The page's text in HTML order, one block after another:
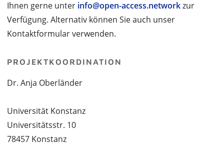
Ihnen gerne unter info@open-access.networkzur
Verfügung. Alternativ können Sie auch unser
Kontaktformular verwenden.
PROJEKTKOORDINATION
Dr. Anja Oberländer
Universität Konstanz
Universitätsstr. 10
78457 Konstanz